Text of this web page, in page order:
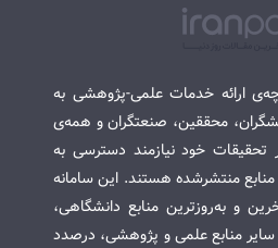
ارائه خدمات علمی-پژوهشی به
محققین، صنعتگران و همه‌ی
خود نیازمند دسترسی به
منتشرشده هستند. این سامانه
و به‌روزترین منابع دانشگاهی،
سایر منابع علمی و پژوهشی، درصدد